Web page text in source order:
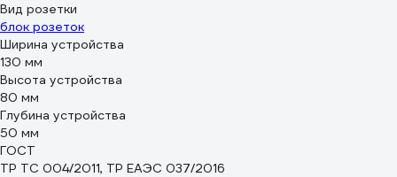
Вид розетки
блок розеток
Ширина устройства
130 мм
Высота устройства
80 мм
Глубина устройства
50 мм
ГОСТ
ТР ТС 004/2011, ТР ЕАЭС 037/2016